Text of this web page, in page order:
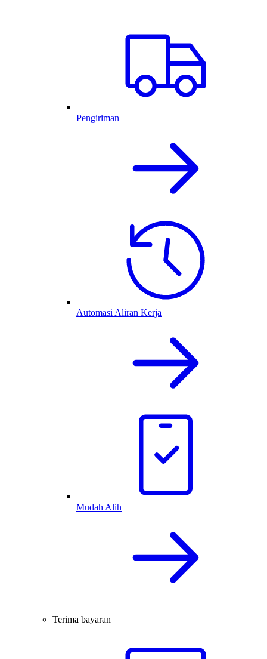
Pengiriman
Automasi Aliran Kerja
Mudah Alih
Terima bayaran